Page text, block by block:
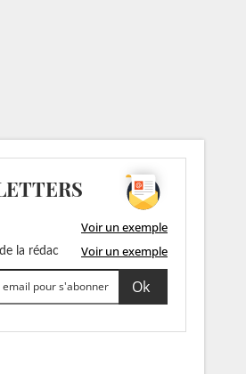
Voir un exemple
la rédac Voir un exemple